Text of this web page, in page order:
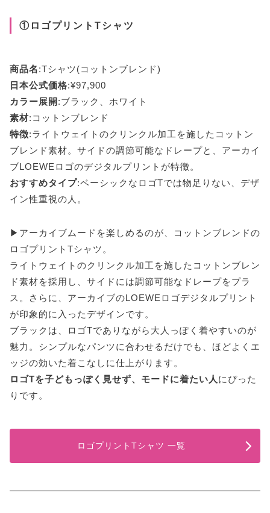
①ロゴプリントTシャツ
商品名:Tシャツ(コットンブレンド)
日本公式価格:¥97,900
カラー展開 :ブラック、ホワイト
素材:コットンブレンド
特徴:ライトウェイトのクリンクル加工を施したコットン
ブレンド素材。サイドの調節可能なドレープと、アーカイ
ブLOEWEロゴのデジタルプリントが特徴。
おすすめタイプ:ベーシックなロゴTでは物足りない、デザ
イン性重視の人。
▶アーカイブムードを楽しめるのが、コットンブレンドの
ロゴプリントTシャツ。
ライトウェイトのクリンクル加工を施したコットンブレン
ド素材を採用し、サイドには調節可能なドレープをプラ
ス。さらに、アーカイブのLOEWEロゴデジタルプリント
が印象的に入ったデザインです。
ブラックは、ロゴTでありながら大人っぽく着やすいのが
魅力。シンプルなパンツに合わせるだけでも、ほどよくエ
ッジの効いた着こなしに仕上がります。
ロゴTを子どもっぽく見せず、モードに着たい人 にぴった
りです。
ロゴプリントTシャツ 一覧